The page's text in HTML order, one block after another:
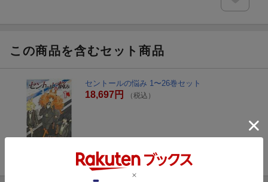
この商品を含むセット商品
セントールの悩み 1〜26巻セット
18,697円 （税込）